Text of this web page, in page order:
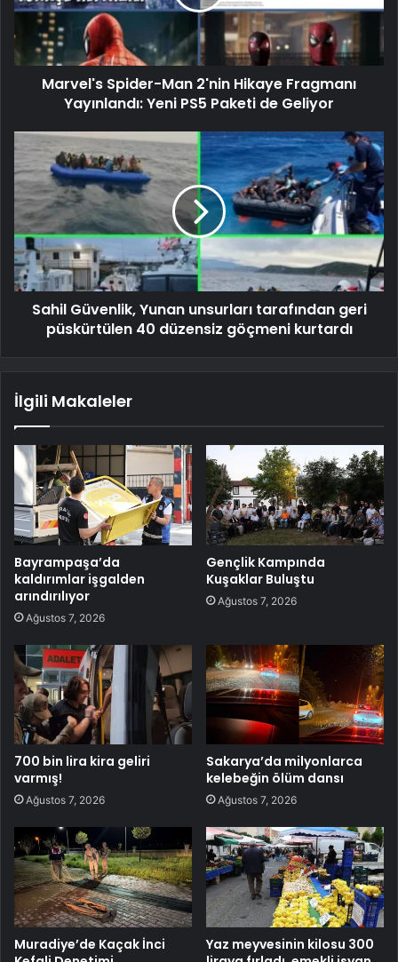
Marvel's Spider-Man 2'nin Hikaye Fragmanı
Yayınlandı: Yeni PS5 Paketi de Geliyor
Sahil Güvenlik, Yunan unsurları tarafından geri
püskürtülen 40 düzensiz göçmeni kurtardı
İlgili Makaleler
Bayrampaşa’da
kaldırımlar işgalden
arındırılıyor
Ağustos 7, 2026
Gençlik Kampında
Kuşaklar Buluştu
Ağustos 7, 2026
700 bin lira kira geliri
varmış!
Ağustos 7, 2026
Sakarya’da milyonlarca
kelebeğin ölüm dansı
Ağustos 7, 2026
Muradiye’de Kaçak İnci
Yaz meyvesinin kilosu 300